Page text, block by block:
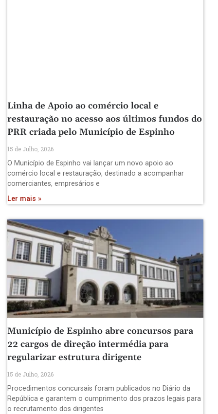
Linha de Apoio ao comércio local e
restauração no acesso aos últimos fundos do
PRR criada pelo Município de Espinho
15 de Julho, 2026
O Município de Espinho vai lançar um novo apoio ao
comércio local e restauração, destinado a acompanhar
comerciantes, empresários e
Ler mais »
Município de Espinho abre concursos para
22 cargos de direção intermédia para
regularizar estrutura dirigente
15 de Julho, 2026
Procedimentos concursais foram publicados no Diário da
República e garantem o cumprimento dos prazos legais para
o recrutamento dos dirigentes